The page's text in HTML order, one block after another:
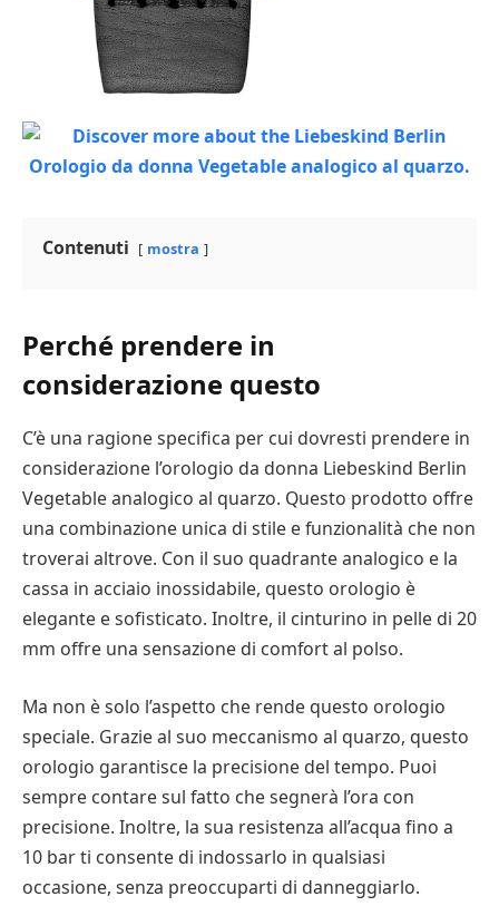
Contenuti mostra
Perché prendere in
considerazione questo
C’è una ragione specifica per cui dovresti prendere in
considerazione l’orologio da donna Liebeskind Berlin
Vegetable analogico al quarzo. Questo prodotto offre
una combinazione unica di stile e funzionalità che non
troverai altrove. Con il suo quadrante analogico e la
cassa in acciaio inossidabile, questo orologio è
elegante e sofisticato. Inoltre, il cinturino in pelle di 20
mm offre una sensazione di comfort al polso.
Ma non è solo l’aspetto che rende questo orologio
speciale. Grazie al suo meccanismo al quarzo, questo
orologio garantisce la precisione del tempo. Puoi
sempre contare sul fatto che segnerà l’ora con
precisione. Inoltre, la sua resistenza all’acqua fino a
10 bar ti consente di indossarlo in qualsiasi
occasione, senza preoccuparti di danneggiarlo.